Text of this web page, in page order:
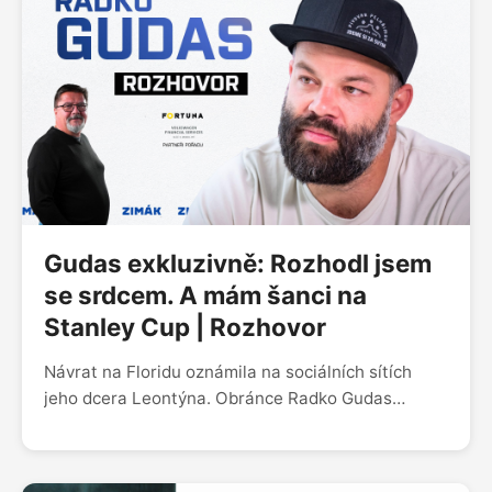
jsem furt fanoušek,“ rozpovídal se v podcastu
Zimák. Během rozhovoru mluvil i o síle Panthers,
jejich našlapané obraně nebo návratu českého
veterána Radka Gudase.
Gudas exkluzivně: Rozhodl jsem
se srdcem. A mám šanci na
Stanley Cup | Rozhovor
Návrat na Floridu oznámila na sociálních sítích
jeho dcera Leontýna. Obránce Radko Gudas
V podcastu Zimáku prozradil, čí to byl nápad. Asi